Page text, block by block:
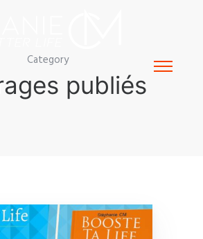
Category
publiés